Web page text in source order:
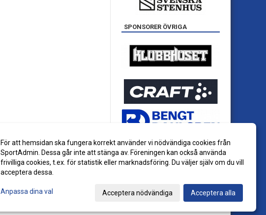
SPONSORER ÖVRIGA
För att hemsidan ska fungera korrekt använder vi nödvändiga cookies från
SportAdmin. Dessa går inte att stänga av. Föreningen kan också använda
frivilliga cookies, t.ex. för statistik eller marknadsföring. Du väljer själv om du vill
acceptera dessa.
Anpassa dina val Acceptera nödvändiga Acceptera alla